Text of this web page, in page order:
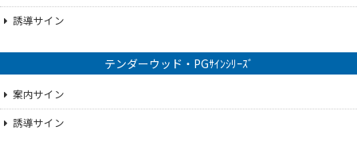
誘導サイン
テンダーウッド・PGｻｲﾝｼﾘｰｽﾞ
案内サイン
誘導サイン